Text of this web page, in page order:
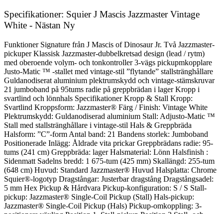
Specifikationer: Squier J Mascis Jazzmaster Vintage
White - Nästan Ny
Funktioner Signature från J Mascis of Dinosaur Jr. Två Jazzmaster-
pickuper Klassisk Jazzmaster-dubbelkretsad design (lead / rytm)
med oberoende volym- och tonkontroller 3-vägs pickupmkopplare
Justo-Matic ™ -stallet med vintage-stil ”flytande” stallstränghållare
Guldanodiserat aluminium plektrumskydd och vintage-stämskruvar
21 jumboband på 95tums radie på greppbrädan i lager Kropp i
svartlind och lönnhals Specifikationer Kropp & Stall Kropp:
Svartlind Kroppsform: Jazzmaster® Färg / Finish: Vintage White
Plektrumskydd: Guldanodiserad aluminium Stall: Adjusto-Matic ™
Stall med stallstränghållare i vintage-stil Hals & Greppbräda
Halsform: ”C”-form Antal band: 21 Bandens storlek: Jumboband
Positionerade Inlägg: Åldrade vita prickar Greppbrädans radie: 95-
tums (241 cm) Greppbräda: lager Halsmaterial: Lönn Halsfinish :
Sidenmatt Sadelns bredd: 1 675-tum (425 mm) Skallängd: 255-tum
(648 cm) Huvud: Standard Jazzmaster® Huvud Halsplatta: Chrome
Squier®-logotyp Dragstångar: Justerbar dragstång Dragstångsadel:
5 mm Hex Pickup & Hårdvara Pickup-konfiguration: S / S Stall-
pickup: Jazzmaster® Single-Coil Pickup (Stall) Hals-pickup:
Jazzmaster® Single-Coil Pickup (Hals) Pickup-omkoppling: 3-